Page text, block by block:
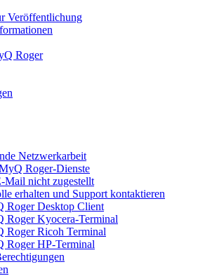
Veröffentlichung
Roger
Netzwerkarbeit
Roger-Dienste
Mail nicht zugestellt
erhalten und Support kontaktieren
Roger Desktop Client
Roger Kyocera-Terminal
Roger Ricoh Terminal
Roger HP-Terminal